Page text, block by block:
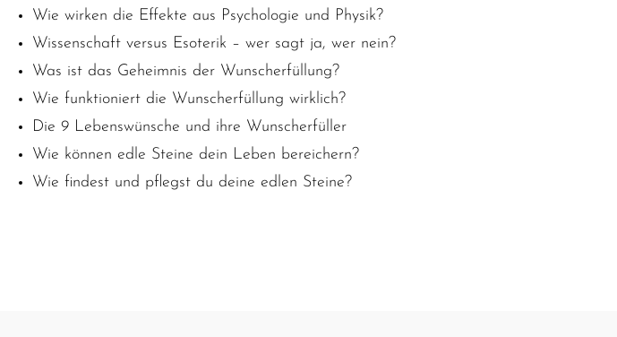
Wie wirken die Effekte aus Psychologie und Physik?
Wissenschaft versus Esoterik – wer sagt ja, wer nein?
Was ist das Geheimnis der Wunscherfüllung?
Wie funktioniert die Wunscherfüllung wirklich?
Die 9 Lebenswünsche und ihre Wunscherfüller
Wie können edle Steine dein Leben bereichern?
Wie findest und pflegst du deine edlen Steine?